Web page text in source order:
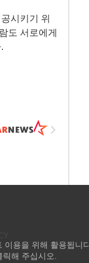
시키기 위
도 서로에게
이용을 위해 활용됩니
릭해 주십시오.